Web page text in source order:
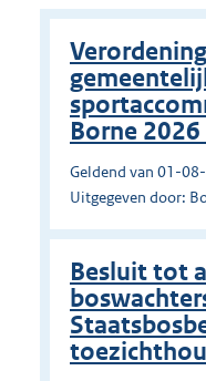
Borne
Geldend van 01-
Uitgegeven door:
Besluit tot